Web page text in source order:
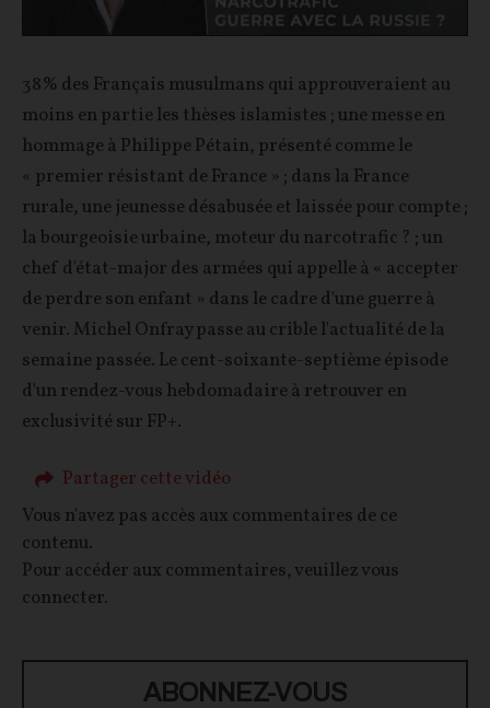
Video
38% des Français musulmans qui approuveraient au
moins en partie les thèses islamistes ; une messe en
hommage à Philippe Pétain, présenté comme le
« premier résistant de France » ; dans la France
rurale, une jeunesse désabusée et laissée pour compte ;
la bourgeoisie urbaine, moteur du narcotrafic ? ; un
chef d'état-major des armées qui appelle à « accepter
de perdre son enfant » dans le cadre d'une guerre à
venir. Michel Onfray passe au crible l'actualité de la
semaine passée. Le cent-soixante-septième épisode
d'un rendez-vous hebdomadaire à retrouver en
exclusivité sur FP+.
Partager cette vidéo
Vous n'avez pas accès aux commentaires de ce
contenu.
Pour accéder aux commentaires, veuillez vous
connecter.
ABONNEZ-VOUS